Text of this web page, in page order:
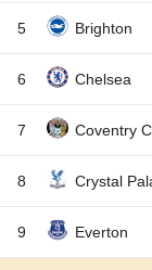
5 Brighton
6 Chelsea
7 Coventry
8 Crystal
9 Everton